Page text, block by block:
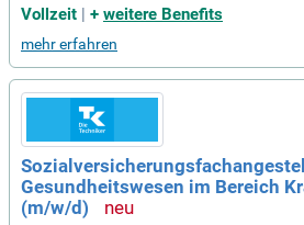
m Fachexperten für private
Vollzeit | + weitere Benefits
mehr erfahren
Gesundheitswesen im Bereich
(m/w/d)